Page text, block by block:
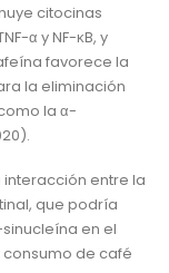
citocinas
α y NF-κB, y
favorece la
la eliminación
la α-
entre la
que podría
en el
consumo de café